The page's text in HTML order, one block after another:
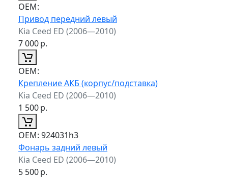
ОЕМ:
Привод передний левый
Kia Ceed ED (2006—2010)
7 000р.
ОЕМ:
Крепление АКБ (корпус/подставка)
Kia Ceed ED (2006—2010)
1 500р.
ОЕМ: 924031h3
Фонарь задний левый
Kia Ceed ED (2006—2010)
5 500р.